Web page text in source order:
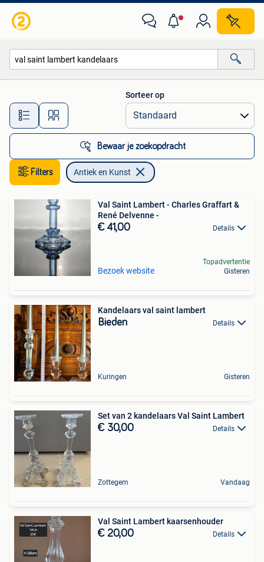
Alle afstanden…
Sorteer op
Bewaar je zoekopdracht
Filters Antiek en Kunst
Val Saint Lambert - Charles Graffart &
René Delvenne -
€ 41,00 Details
Bezoek website
Topadvertentie
Gisteren
Kandelaars val saint lambert
Bieden Details
Kuringen Gisteren
Set van 2 kandelaars Val Saint Lambert
€ 30,00 Details
Zottegem Vandaag
Val Saint Lambert kaarsenhouder
€ 20,00 Details